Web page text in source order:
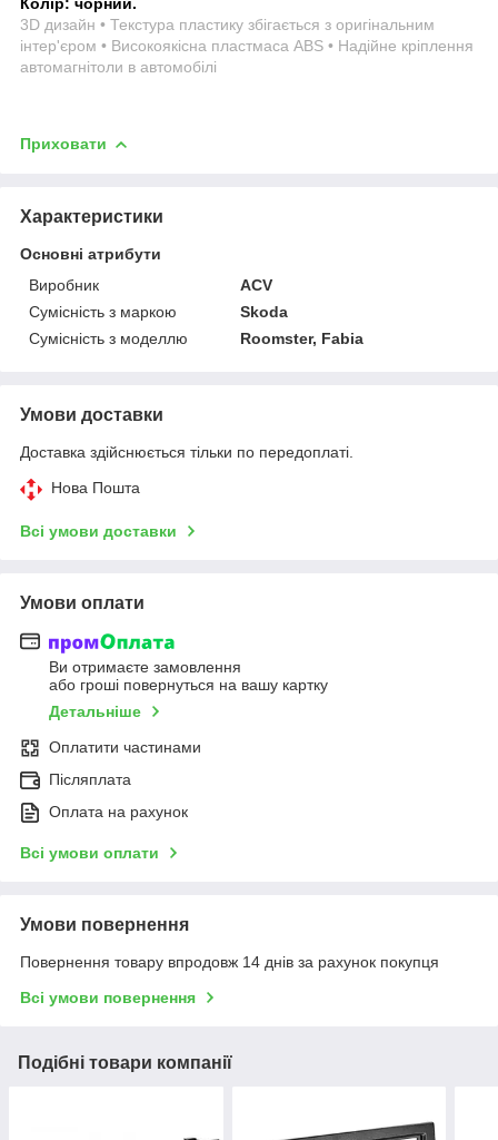
3D дизайн • Текстура пластику збігається з оригінальним
інтер'єром • Високоякісна пластмаса ABS • Надійне кріплення
автомагнітоли в автомобілі
Приховати
Характеристики
Основні атрибути
Виробник
ACV
Сумісність з маркою
Skoda
Сумісність з моделлю
Roomster, Fabia
Умови доставки
Доставка здійснюється тільки по передоплаті.
Нова Пошта
Всі умови доставки
Умови оплати
Ви отримаєте замовлення
або гроші повернуться на вашу картку
Детальніше
Оплатити частинами
Післяплата
Оплата на рахунок
Всі умови оплати
Умови повернення
Повернення товару впродовж 14 днів за рахунок покупця
Всі умови повернення
Подібні товари компанії